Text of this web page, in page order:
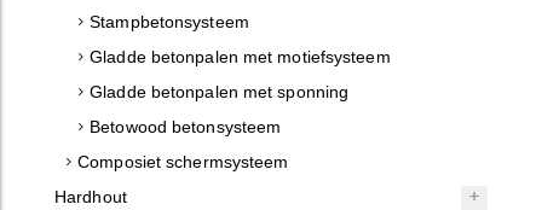
Stampbetonsysteem
Gladde betonpalen met motiefsysteem
Gladde betonpalen met sponning
Betowood betonsysteem
Composiet schermsysteem
Hardhout